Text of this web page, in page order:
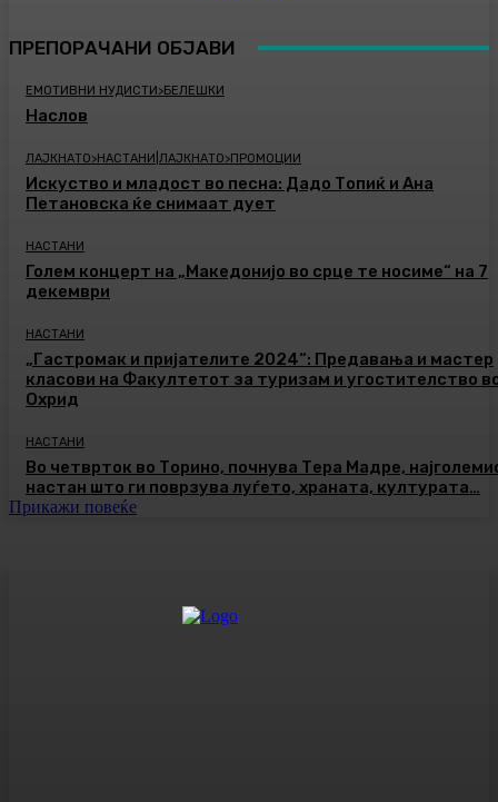
ПРЕПОРАЧАНИ ОБЈАВИ
ЕМОТИВНИ НУДИСТИ>БЕЛЕШКИ
Наслов
ЛАЈКНАТО>НАСТАНИ|ЛАЈКНАТО>ПРОМОЦИИ
Искуство и младост во песна: Дадо Топиќ и Ана
Петановска ќе снимаат дует
НАСТАНИ
Голем концерт на „Македонијо во срце те носиме“ на 7
декември
НАСТАНИ
„Гастромак и пријателите 2024“: Предавања и мастер
класови на Факултетот за туризам и угостителство
Охрид
НАСТАНИ
Во четврток во Торино, почнува Тера Мадре,
настан што ги поврзува луѓето, храната, културата…
Прикажи повеќе